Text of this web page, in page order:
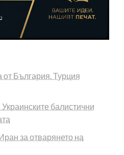
от България. Турция
балистични
за отварянето на